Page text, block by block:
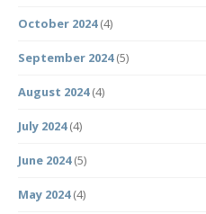
October 2024(4)
September 2024(5)
August 2024(4)
July 2024(4)
June 2024(5)
May 2024(4)